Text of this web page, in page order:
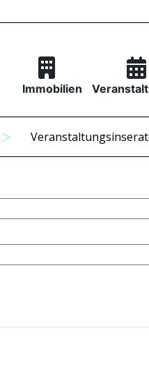
Immobilien